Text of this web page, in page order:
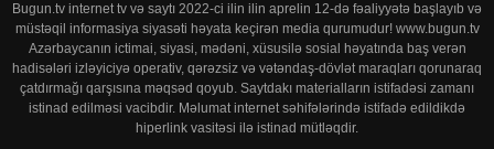
Bugun.tv internet tv və saytı 2022-ci ilin ilin aprelin 12-də fəaliyyətə başlayıb və
müstəqil informasiya siyasəti həyata keçirən media qurumudur! www.bugun.tv
Azərbaycanın ictimai, siyasi, mədəni, xüsusilə sosial həyatında baş verən
hadisələri izləyiciyə operativ, qərəzsiz və vətəndaş-dövlət maraqları qorunaraq
çatdırmağı qarşısına məqsəd qoyub. Saytdakı materialların istifadəsi zamanı
istinad edilməsi vacibdir. Məlumat internet səhifələrində istifadə edildikdə
hiperlink vasitəsi ilə istinad mütləqdir.